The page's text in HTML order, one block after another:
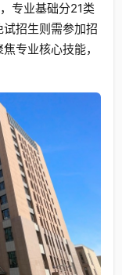
专业基础分21类
招生则需参加招
专业核心技能，